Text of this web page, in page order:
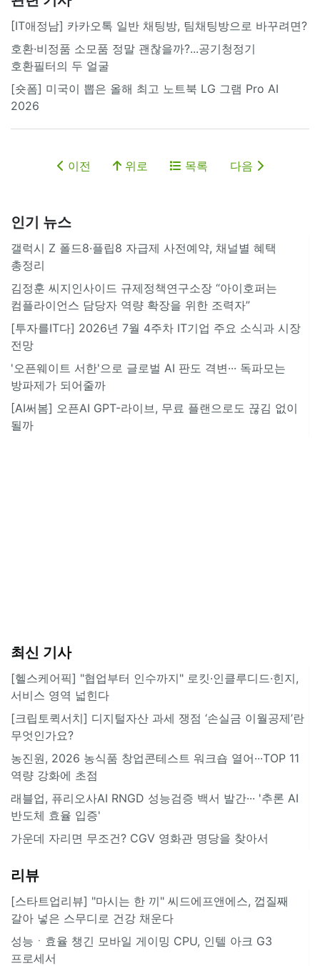
[IT애정남] 카카오톡 일반 채팅방, 팀채팅방으로 바꾸려면?
호환·비정품 소모품 정말 괜찮을까?...공기청정기
호환필터의 두 얼굴
[숏폼] 미국이 뽑은 올해 최고 노트북 LG 그램 Pro AI
2026
이전 위로 목록 다음
인기 뉴스
갤럭시 Z 폴드8·플립8 자급제 사전예약, 채널별 혜택
총정리
김정훈 씨지인사이드 규제정책연구소장 “아이호퍼는
컴플라이언스 담당자 역량 확장을 위한 조력자”
[투자를IT다] 2026년 7월 4주차 IT기업 주요 소식과 시장
전망
'오픈웨이트 서한'으로 글로벌 AI 판도 격변··· 독파모는
방파제가 되어줄까
[AI써봄] 오픈AI GPT-라이브, 무료 플랜으로도 끊김 없이
될까
최신 기사
[헬스케어픽] "협업부터 인수까지" 로킷·인클루디드·힌지,
서비스 영역 넓힌다
[크립토퀵서치] 디지털자산 과세 쟁점 ‘손실금 이월공제’란
무엇인가요?
농진원, 2026 농식품 창업콘테스트 워크숍 열어···TOP 11
역량 강화에 초점
래블업, 퓨리오사AI RNGD 성능검증 백서 발간··· '추론 AI
반도체 효율 입증'
가운데 자리면 무조건? CGV 영화관 명당을 찾아서
리뷰
[스타트업리뷰] "마시는 한 끼" 씨드에프앤에스, 껍질째
갈아 넣은 스무디로 건강 채운다
성능ㆍ효율 챙긴 모바일 게이밍 CPU, 인텔 아크 G3
프로세서